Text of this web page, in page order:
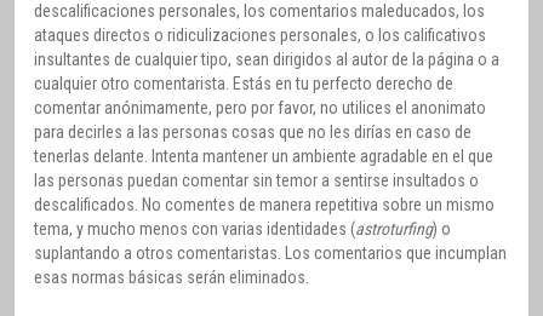
descalificaciones personales, los comentarios maleducados, los
ataques directos o ridiculizaciones personales, o los calificativos
insultantes de cualquier tipo, sean dirigidos al autor de la página o a
cualquier otro comentarista. Estás en tu perfecto derecho de
comentar anónimamente, pero por favor, no utilices el anonimato
para decirles a las personas cosas que no les dirías en caso de
tenerlas delante. Intenta mantener un ambiente agradable en el que
las personas puedan comentar sin temor a sentirse insultados o
descalificados. No comentes de manera repetitiva sobre un mismo
tema, y mucho menos con varias identidades (astroturfing) o
suplantando a otros comentaristas. Los comentarios que incumplan
esas normas básicas serán eliminados.